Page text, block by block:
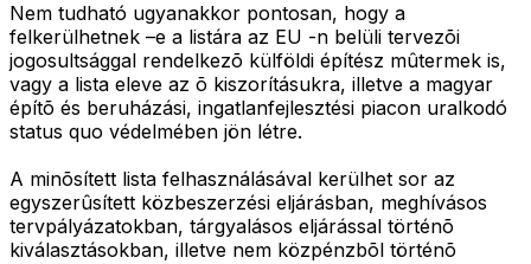
Nem tudható ugyanakkor pontosan, hogy a
felkerülhetnek –e a listára az EU -n belüli tervezõi
jogosultsággal rendelkezõ külföldi építész mûtermek is,
vagy a lista eleve az õ kiszorításukra, illetve a magyar
építõ és beruházási, ingatlanfejlesztési piacon uralkodó
status quo védelmében jön létre.
A minõsített lista felhasználásával kerülhet sor az
egyszerûsített közbeszerzési eljárásban, meghívásos
tervpályázatokban, tárgyalásos eljárással történõ
kiválasztásokban, illetve nem közpénzbõl történõ